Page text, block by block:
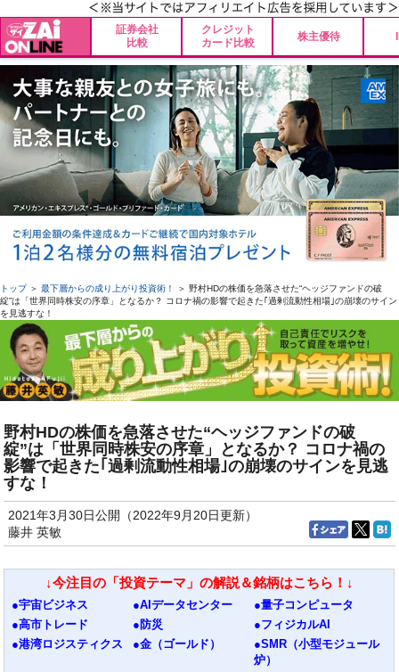
証券会社
比較
クレジット
カード比較
株主優待
トップ＞ 最下層からの成り上がり投資術！
＞ 野村HDの株価を急落させた“ヘッジファンドの破
綻”は「世界同時株安の序章」となるか？ コロナ禍の影響で起きた｢過剰流動性相場｣の崩壊のサイン
を見逃すな！
野村HDの株価を急落させた“ヘッジファンドの破
綻”は「世界同時株安の序章」となるか？ コロナ禍の
影響で起きた｢過剰流動性相場｣の崩壊のサインを見逃
すな！
2021年3月30日公開（2022年9月20日更新）
藤井 英敏
↓今注目の「投資テーマ」の解説＆銘柄はこちら！↓
●宇宙ビジネス ●AIデータセンター
●量子コンピュータ
●高市トレード
●防災
●フィジカルAI
●港湾ロジスティクス
●金（ゴールド）
●SMR（小型モジュール
炉）